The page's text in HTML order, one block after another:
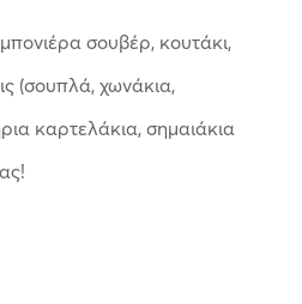
σουβέρ, κουτάκι,
(σουπλά, χωνάκια,
καρτελάκια, σημαιάκια